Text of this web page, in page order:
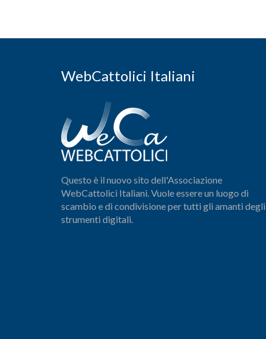
WebCattolici Italiani
Questo è il nuovo sito dell'Associazione
WebCattolici Italiani. Vuole essere un luogo di
scambio e di condivisione per tutti gli amanti degli
strumenti digitali.